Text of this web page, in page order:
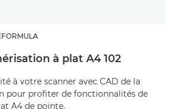
à plat A4 102
à votre scanner avec CAD de la
pour profiter de fonctionnalités de
A4 de pointe.